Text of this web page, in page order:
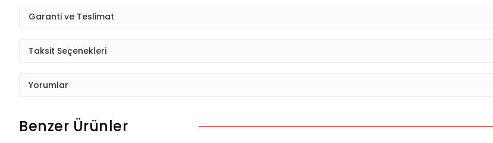
Garanti ve Teslimat
Taksit Seçenekleri
Yorumlar
Benzer Ürünler